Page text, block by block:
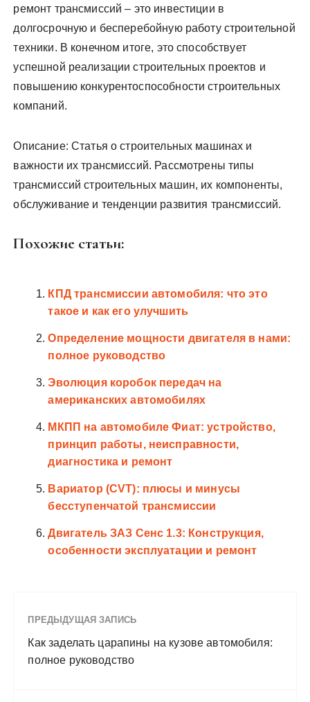
ремонт трансмиссий – это инвестиции в
долгосрочную и бесперебойную работу строительной
техники. В конечном итоге, это способствует
успешной реализации строительных проектов и
повышению конкурентоспособности строительных
компаний.
Описание: Статья о строительных машинах и
важности их трансмиссий. Рассмотрены типы
трансмиссий строительных машин, их компоненты,
обслуживание и тенденции развития трансмиссий.
Похожие статьи:
КПД трансмиссии автомобиля: что это
такое и как его улучшить
Определение мощности двигателя в нами:
полное руководство
Эволюция коробок передач на
американских автомобилях
МКПП на автомобиле Фиат: устройство,
принцип работы, неисправности,
диагностика и ремонт
Вариатор (CVT): плюсы и минусы
бесступенчатой трансмиссии
Двигатель ЗАЗ Сенс 1.3: Конструкция,
особенности эксплуатации и ремонт
ПРЕДЫДУЩАЯ ЗАПИСЬ
Как заделать царапины на кузове автомобиля:
полное руководство